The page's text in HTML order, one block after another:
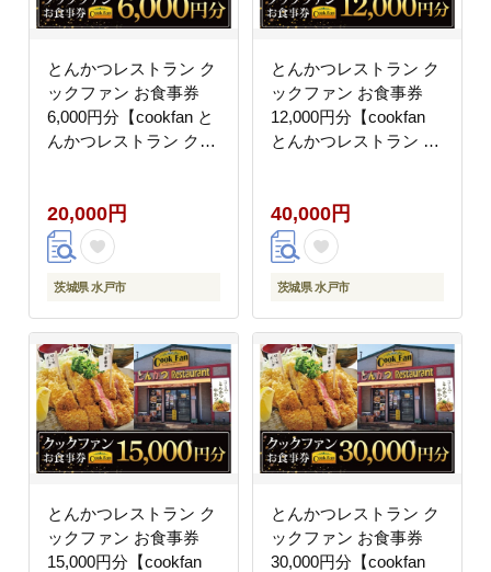
とんかつレストラン ク
ックファン お食事券
6,000円分【cookfan と
んかつレストラン クッ
牛かつ 牛カツ カツ 水
戸市 水戸 茨城県】
（BK-44）
20,000円
茨城県 水戸市
とんかつレストラン ク
ックファン お食事券
12,000円分【cookfan
とんかつレストラン ク
牛かつ 牛カツ カツ 水
戸市 水戸 茨城県】
（BK-46）
40,000円
茨城県 水戸市
とんかつレストラン ク
ックファン お食事券
15,000円分【cookfan
とんかつレストラン ク
ックファン お食事券
30,000円分【cookfan